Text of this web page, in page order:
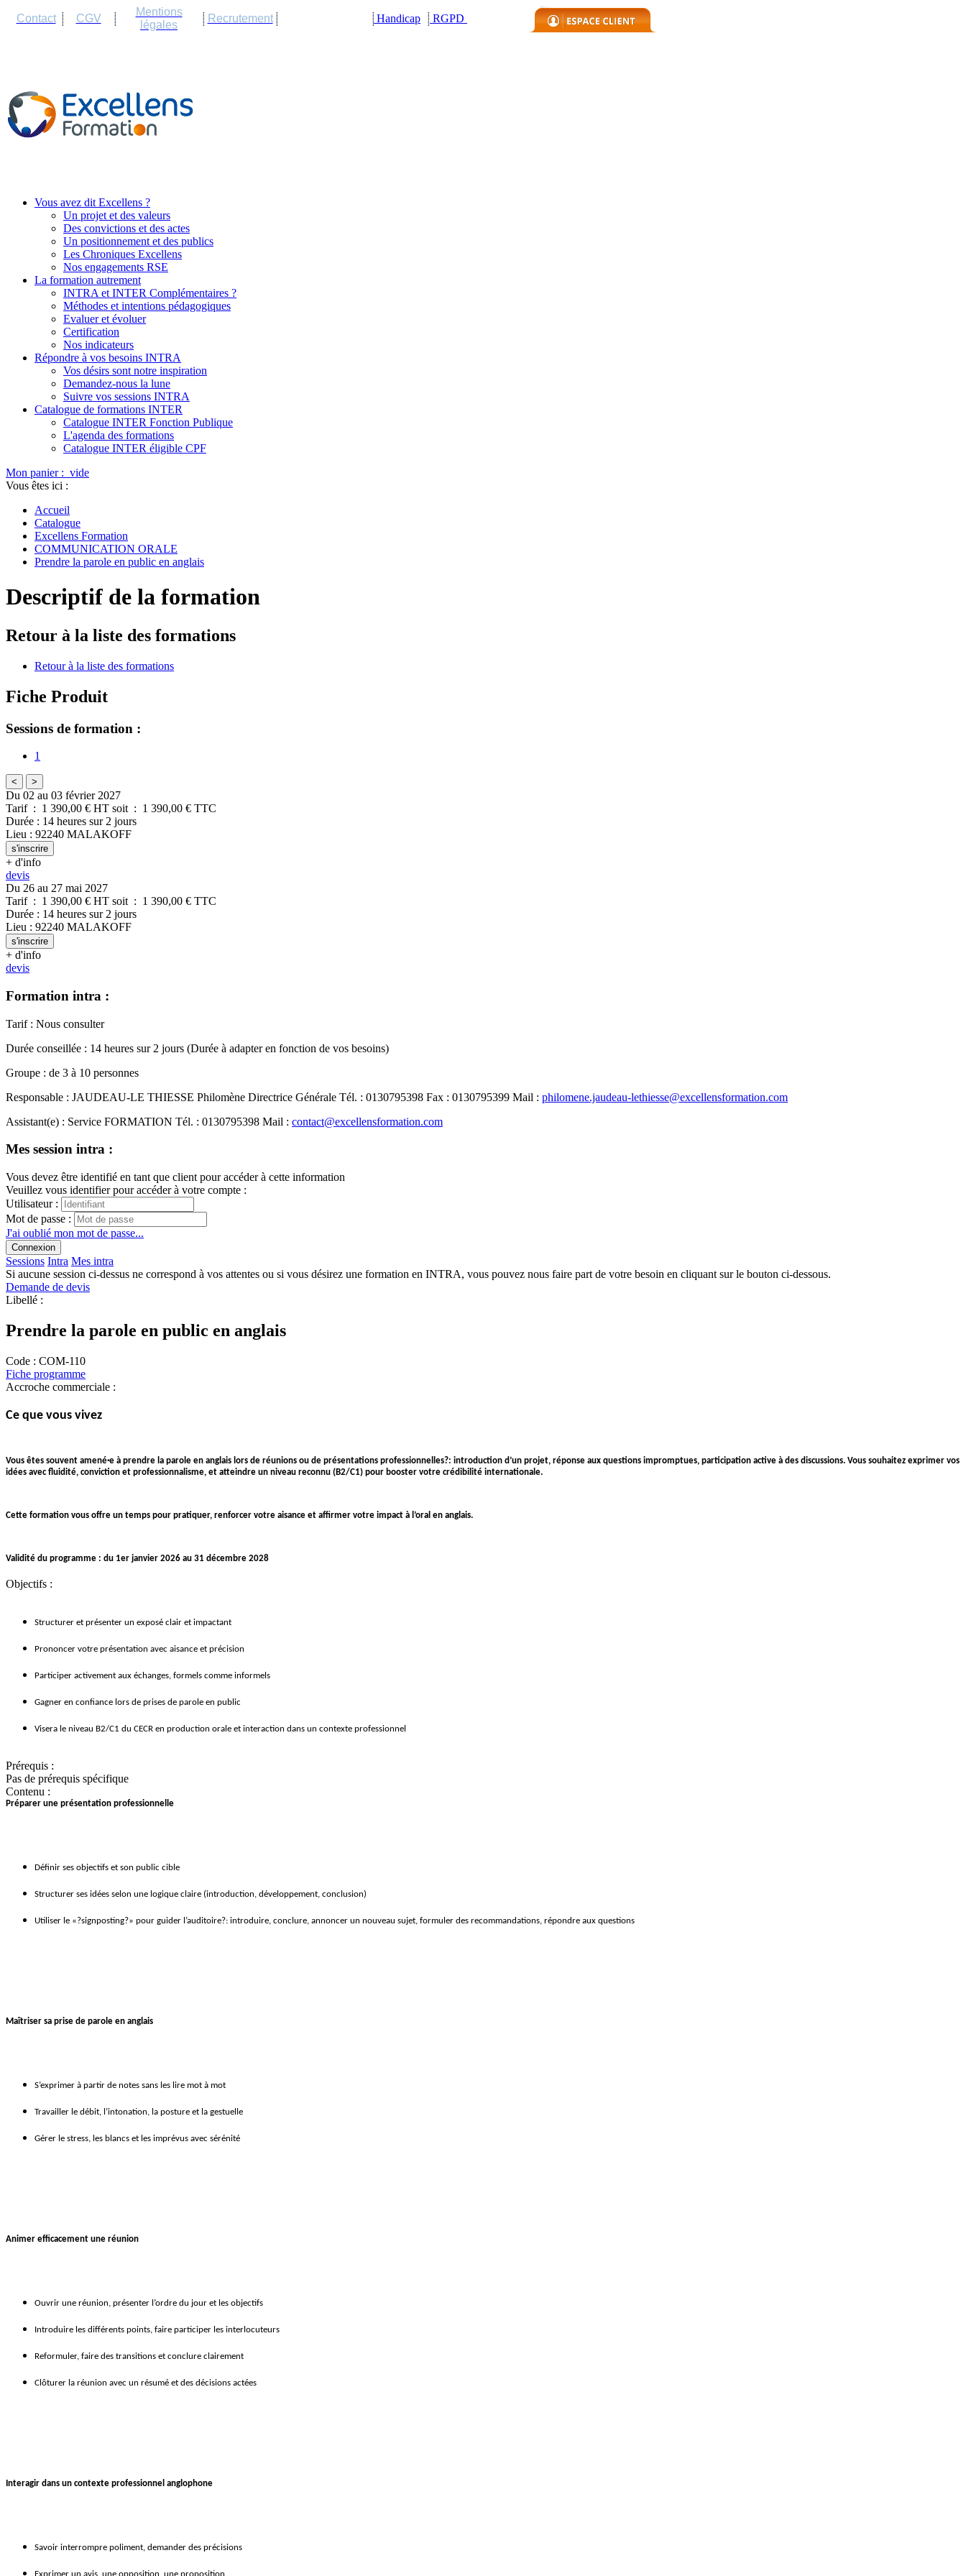
Contact CGV
Mentions
légales
Recrutement Handicap RGPD
Vous avez dit Excellens ?
Un projet et des valeurs
Des convictions et des actes
Un positionnement et des publics
Les Chroniques Excellens
Nos engagements RSE
La formation autrement
INTRA et INTER Complémentaires ?
Méthodes et intentions pédagogiques
Evaluer et évoluer
Certification
Nos indicateurs
Répondre à vos besoins INTRA
Vos désirs sont notre inspiration
Demandez-nous la lune
Suivre vos sessions INTRA
Catalogue de formations INTER
Catalogue INTER Fonction Publique
L'agenda des formations
Catalogue INTER éligible CPF
Mon panier : vide
Vous êtes ici :
Accueil
Catalogue
Excellens Formation
COMMUNICATION ORALE
Prendre la parole en public en anglais
Descriptif de la formation
Retour à la liste des formations
Retour à la liste des formations
Fiche Produit
Sessions de formation :
1
< >
Du 02 au 03 février 2027
Tarif : 1 390,00 € HT soit : 1 390,00 € TTC
Durée : 14 heures sur 2 jours
Lieu : 92240 MALAKOFF
s'inscrire
+ d'info
devis
Du 26 au 27 mai 2027
Tarif : 1 390,00 € HT soit : 1 390,00 € TTC
Durée : 14 heures sur 2 jours
Lieu : 92240 MALAKOFF
s'inscrire
+ d'info
devis
Formation intra :
Tarif : Nous consulter
Durée conseillée : 14 heures sur 2 jours (Durée à adapter en fonction de vos besoins)
Groupe : de 3 à 10 personnes
Responsable : JAUDEAU-LE THIESSE Philomène Directrice Générale Tél. : 0130795398 Fax : 0130795399 Mail : philomene.jaudeau-lethiesse@excellensformation.com
Assistant(e) : Service FORMATION Tél. : 0130795398 Mail : contact@excellensformation.com
Mes session intra :
Vous devez être identifié en tant que client pour accéder à cette information
Veuillez vous identifier pour accéder à votre compte :
Utilisateur :
Mot de passe :
J'ai oublié mon mot de passe...
Connexion
Sessions Intra Mes intra
Si aucune session ci-dessus ne correspond à vos attentes ou si vous désirez une formation en INTRA, vous pouvez nous faire part de votre besoin en cliquant sur le bouton ci-dessous.
Demande de devis
Libellé :
Prendre la parole en public en anglais
Code : COM-110
Fiche programme
Accroche commerciale :
Ce que vous vivez
Vous êtes souvent amené·e à prendre la parole en anglais lors de réunions ou de présentations professionnelles?: introduction d’un projet, réponse aux questions impromptues, participation active à des discussions. Vous souhaitez exprimer vos
idées avec fluidité, conviction et professionnalisme, et atteindre un niveau reconnu (B2/C1) pour booster votre crédibilité internationale.
Cette formation vous offre un temps pour pratiquer, renforcer votre aisance et affirmer votre impact à l’oral en anglais.
Validité du programme : du 1er janvier 2026 au 31 décembre 2028
Objectifs :
Structurer et présenter un exposé clair et impactant
Prononcer votre présentation avec aisance et précision
Participer activement aux échanges, formels comme informels
Gagner en confiance lors de prises de parole en public
Visera le niveau B2/C1 du CECR en production orale et interaction dans un contexte professionnel
Prérequis :
Pas de prérequis spécifique
Contenu :
Préparer une présentation professionnelle
Définir ses objectifs et son public cible
Structurer ses idées selon une logique claire (introduction, développement, conclusion)
Utiliser le «?signposting?» pour guider l’auditoire?: introduire, conclure, annoncer un nouveau sujet, formuler des recommandations, répondre aux questions
Maîtriser sa prise de parole en anglais
S’exprimer à partir de notes sans les lire mot à mot
Travailler le débit, l’intonation, la posture et la gestuelle
Gérer le stress, les blancs et les imprévus avec sérénité
Animer efficacement une réunion
Ouvrir une réunion, présenter l’ordre du jour et les objectifs
Introduire les différents points, faire participer les interlocuteurs
Reformuler, faire des transitions et conclure clairement
Clôturer la réunion avec un résumé et des décisions actées
Interagir dans un contexte professionnel anglophone
Savoir interrompre poliment, demander des précisions